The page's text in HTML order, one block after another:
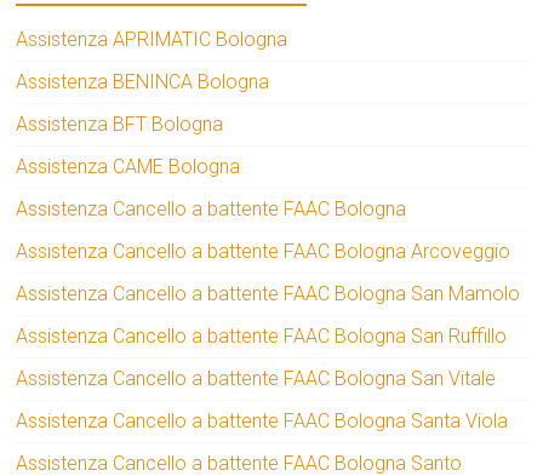
Assistenza APRIMATIC Bologna
Assistenza BENINCA Bologna
Assistenza BFT Bologna
Assistenza CAME Bologna
Assistenza Cancello a battente FAAC Bologna
Assistenza Cancello a battente FAAC Bologna Arcoveggio
Assistenza Cancello a battente FAAC Bologna San Mamolo
Assistenza Cancello a battente FAAC Bologna San Ruffillo
Assistenza Cancello a battente FAAC Bologna San Vitale
Assistenza Cancello a battente FAAC Bologna Santa Viola
Assistenza Cancello a battente FAAC Bologna Santo